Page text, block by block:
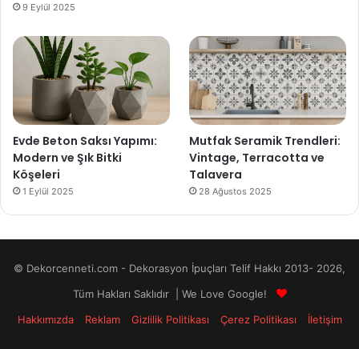
9 Eylül 2025
Evde Beton Saksı Yapımı:
Modern ve Şık Bitki
Köşeleri
1 Eylül 2025
Mutfak Seramik Trendleri:
Vintage, Terracotta ve
Talavera
28 Ağustos 2025
© Dekorcenneti.com - Dekorasyon İpuçları Telif Hakkı 2013- 2026,
Tüm Hakları Saklıdır | We Love Google!
Hakkımızda
Reklam Gizlilik Politikası Çerez Politikası İletişim